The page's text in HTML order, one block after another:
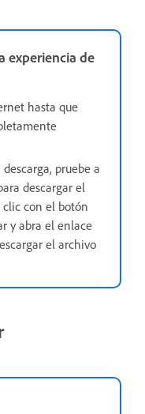
experiencia de
hasta que
pruebe a
descargar el
con el botón
y abra el enlace
el archivo